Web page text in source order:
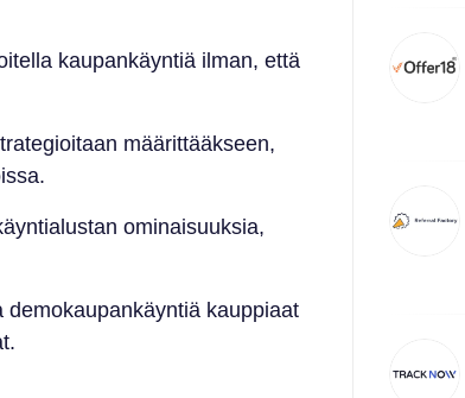
kaupankäyntiä ilman, että
määrittääkseen,
ominaisuuksia,
demokaupankäyntiä kauppiaat